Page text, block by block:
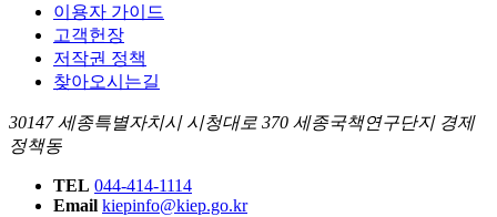
이용자 가이드
고객헌장
저작권 정책
찾아오시는길
30147 세종특별자치시 시청대로 370 세종국책연구단지 경제
정책동
TEL 044-414-1114
Email kiepinfo@kiep.go.kr